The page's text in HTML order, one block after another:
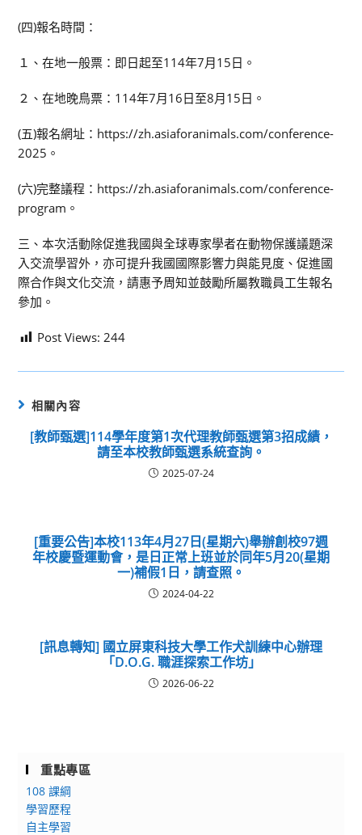
(四)報名時間：
１、在地一般票：即日起至114年7月15日。
２、在地晚鳥票：114年7月16日至8月15日。
(五)報名網址：https://zh.asiaforanimals.com/conference-
2025。
(六)完整議程：https://zh.asiaforanimals.com/conference-
program。
三、本次活動除促進我國與全球專家學者在動物保護議題深
入交流學習外，亦可提升我國國際影響力與能見度、促進國
際合作與文化交流，請惠予周知並鼓勵所屬教職員工生報名
參加。
Post Views: 244
相關內容
[教師甄選]114學年度第1次代理教師甄選第3招成績，
請至本校教師甄選系統查詢。
2025-07-24
[重要公告]本校113年4月27日(星期六)舉辦創校97週
年校慶暨運動會，是日正常上班並於同年5月20(星期
一)補假1日，請查照。
2024-04-22
[訊息轉知] 國立屏東科技大學工作犬訓練中心辦理
「D.O.G. 職涯探索工作坊」
2026-06-22
重點專區
108 課綱
學習歷程
自主學習